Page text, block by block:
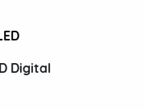
Digital